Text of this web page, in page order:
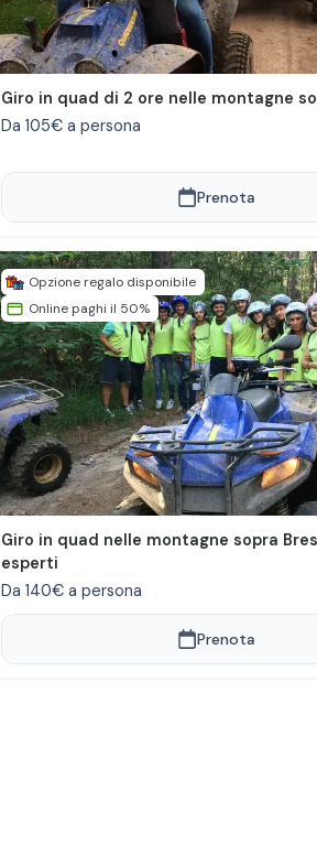
Giro in quad di 2 ore nelle montagne
Da 105€ a persona
Prenota
Opzione regalo disponibile
Online paghi il 50%
Giro in quad nelle montagne sopra
esperti
Da 140€ a persona
Prenota